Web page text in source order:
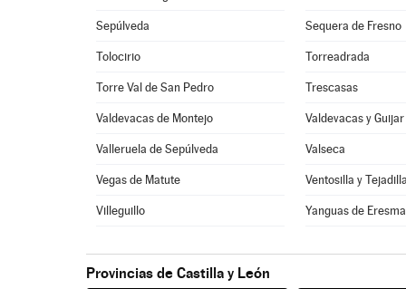
Sepúlveda Sequera de Fresno
Tolocirio Torreadrada
Torre Val de San Pedro Trescasas
Valdevacas de Montejo Valdevacas y Guijar
Valleruela de Sepúlveda Valseca
Vegas de Matute Ventosilla y Tejadilla
Villeguillo Yanguas de Eresma
Provincias de Castilla y León